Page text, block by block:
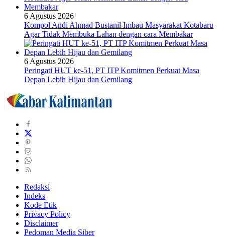
6 Agustus 2026
Kompol Andi Ahmad Bustanil Imbau Masyarakat Kotabaru
Agar Tidak Membuka Lahan dengan cara Membakar
6 Agustus 2026
Peringati HUT ke-51, PT ITP Komitmen Perkuat Masa
Depan Lebih Hijau dan Gemilang
Redaksi
Indeks
Kode Etik
Privacy Policy
Disclaimer
Pedoman Media Siber